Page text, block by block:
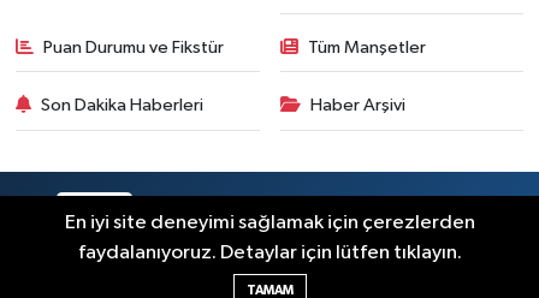
Puan Durumu ve Fikstür Tüm Manşetler
Son Dakika Haberleri Haber Arşivi
RSS Copyright © 2025. Her hakkı saklıdır.
Haber Yazılımı:
En iyi site deneyimi sağlamak için çerezlerden
faydalanıyoruz. Detaylar için lütfen tıklayın.
TAMAM